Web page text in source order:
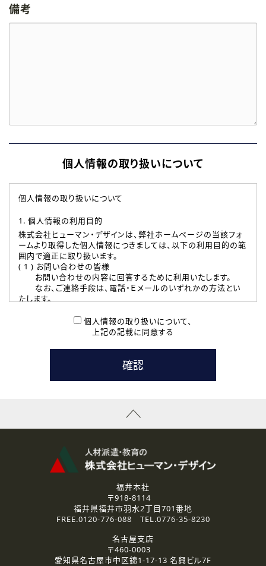
備考
個人情報の取り扱いについて
個人情報の取り扱いについて
1. 個人情報の利用目的
株式会社ヒューマン・デザインは、弊社ホームページの当該フォ
ームより取得した個人情報につきましては、以下の利用目的の範
囲内で適正に取り扱います。
( 1 ) お問い合わせの皆様
お問い合わせの内容に回答するために利用いたします。
なお、ご連絡手段は、電話・Ｅメールのいずれかの方法とい
たします。
本登録に関するご連絡および本登録時の参考情報として利
たします。
( 3 ) スタッフ派遣を検討されている企業の皆様
お問い合わせの内容に回答するために利用いたします。
なお、ご連絡手段は、電話・Ｅメールのいずれかの方法とい
資料送付、受講相談に関するご連絡のために利用いたしま
その他、お問い合わせの内容に回答するために利用いたし
なお、ご連絡手段は、電話・Ｅメールのいずれかの方法とい
2.個人情報の第三者提供
ご提供いただいた個人情報は、法令等の規定に従う場合を除き、
3.個人情報の取り扱いの委託
弊社の定める個人情報保護の評価基準を満たした委託先に、個
個人情報の取り扱いについて、
上記の記載に同意する
福井本社
〒918-8114
福井県福井市羽水2丁目701番地
FREE.0120-776-088 TEL.0776-35-8230
名古屋支店
〒460-0003
愛知県名古屋市中区錦1-17-13 名興ビル7F